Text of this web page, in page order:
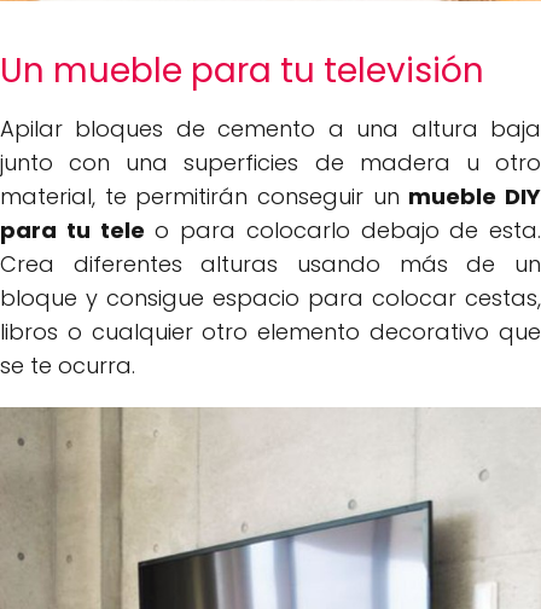
Un mueble para tu televisión
Apilar bloques de cemento a una altura baja
junto con una superficies de madera u otro
material, te permitirán conseguir un mueble DIY
para tu tele o para colocarlo debajo de esta.
Crea diferentes alturas usando más de un
bloque y consigue espacio para colocar cestas,
libros o cualquier otro elemento decorativo que
se te ocurra.